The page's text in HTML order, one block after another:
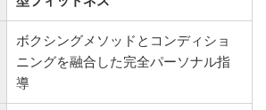
ボクシングメソッドとコンディショ
ニングを融合した完全パーソナル指
導